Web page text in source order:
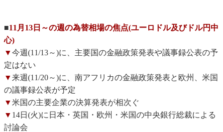
■11月13日～の週の為替相場の焦点(ユーロドル及びドル円中
心)
▼今週(11/13～)に、主要国の金融政策発表や議事録公表の予
定はない
▼来週(11/20～)に、南アフリカの金融政策発表と欧州、米国
の議事録公表が予定
▼米国の主要企業の決算発表が相次ぐ
▼ 14日(火)に日本・英国・欧州・米国の中央銀行総裁による
討論会